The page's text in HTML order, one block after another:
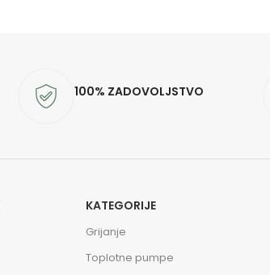
100% ZADOVOLJSTVO
KATEGORIJE
Grijanje
Toplotne pumpe